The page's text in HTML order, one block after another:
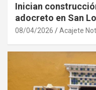
Inician
adocreto en San
08/04/2026 Acajete